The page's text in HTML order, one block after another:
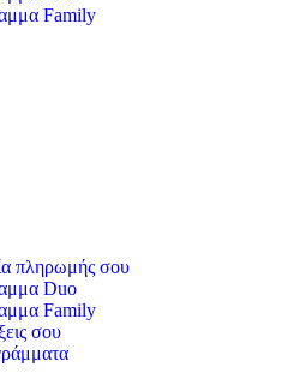
Family
πληρωμής σου
Duo
Family
σου